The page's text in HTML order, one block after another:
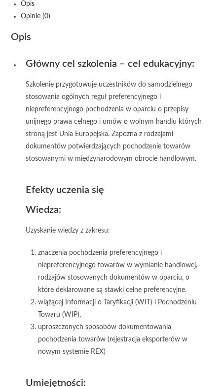
Opis
Opinie (0)
Opis
Główny cel szkolenia – cel edukacyjny:
Szkolenie przygotowuje uczestników do samodzielnego
stosowania ogólnych reguł preferencyjnego i
niepreferencyjnego pochodzenia w oparciu o przepisy
unijnego prawa celnego i umów o wolnym handlu których
stroną jest Unia Europejska. Zapozna z rodzajami
dokumentów potwierdzających pochodzenie towarów
stosowanymi w międzynarodowym obrocie handlowym.
Efekty uczenia się
Wiedza:
Uzyskanie wiedzy z zakresu:
znaczenia pochodzenia preferencyjnego i
niepreferencyjnego towarów w wymianie handlowej,
rodzajów stosowanych dokumentów w oparciu, o
które deklarowane są stawki celne preferencyjne.
wiążącej Informacji o Taryfikacji (WIT) i Pochodzeniu
Towaru (WIP),
uproszczonych sposobów dokumentowania
pochodzenia towarów (rejestracja eksporterów w
nowym systemie REX)
Umiejętności: